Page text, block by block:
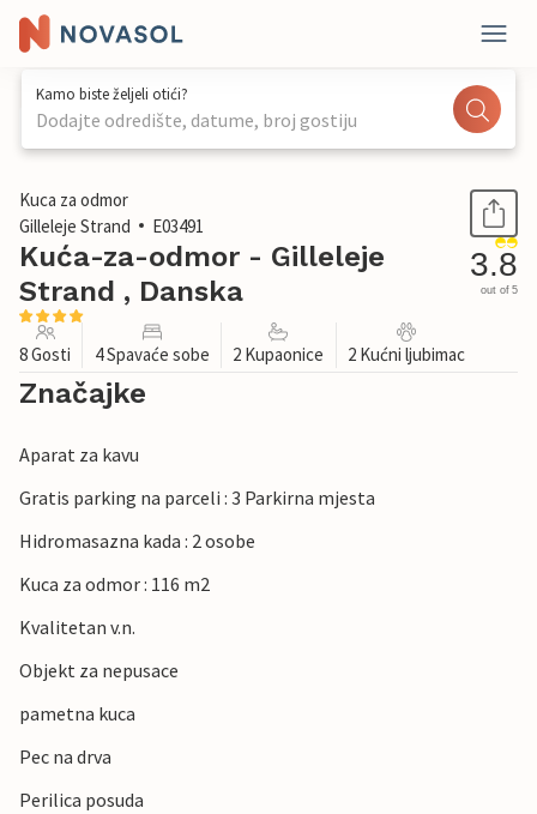
Kamo biste željeli otići?
Dodajte odredište, datume, broj gostiju
1 / 28
Kuca za odmor
Gilleleje Strand
E03491
Kuća-za-odmor - Gilleleje
Strand , Danska
3.8
out of 5
8 Gosti 4 Spavaće sobe 2 Kupaonice 2 Kućni ljubimac
Značajke
Aparat za kavu
Gratis parking na parceli : 3 Parkirna mjesta
Hidromasazna kada : 2 osobe
Kuca za odmor : 116 m2
Kvalitetan v.n.
Objekt za nepusace
pametna kuca
Pec na drva
Perilica posuda